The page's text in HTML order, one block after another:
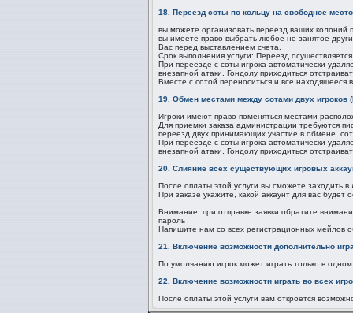
18. Переезд соты по кольцу на свободное
вы можете организовать переезд ваших колоний
вы имеете право выбрать любое не занятое
Вас перед выставлением счета.
Срок выполнения услуги: Переезд
При переезде с соты игрока автоматически
внезапной атаки. Гондолу приходиться
Вместе с сотой переноситься и все находящееся
19. Обмен местами между сотами двух игроков
Игроки имеют право поменяться местами
Для приемки заказа администрации требуются
переезд двух принимающих участие в обмене
При переезде с соты игрока автоматически
внезапной атаки. Гондолу приходиться
20. Слияние всех существующих игровых
После оплаты этой услуги вы сможете заходить
При заказе укажите, какой аккаунт для вас
Внимание: при отправке заявки обратите
пароль
Напишите нам со всех регистрационных мейлов
21. Включение возможности дополнительно
По умолчанию игрок может играть только в
22. Включение возможности играть во всех
После оплаты этой услуги вам откроется